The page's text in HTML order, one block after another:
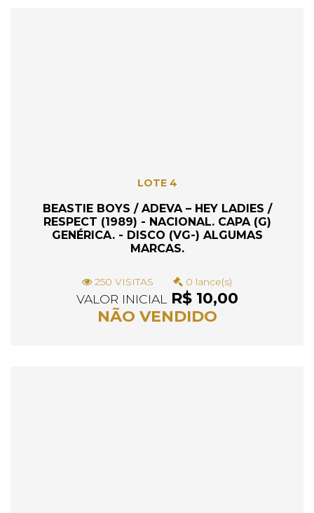
LOTE 4
BEASTIE BOYS / ADEVA – HEY LADIES /
RESPECT (1989) - NACIONAL. CAPA (G)
GENÉRICA. - DISCO (VG-) ALGUMAS
MARCAS.
250 VISITAS 0 lance(s)
VALOR INICIAL R$ 10,00
NÃO VENDIDO